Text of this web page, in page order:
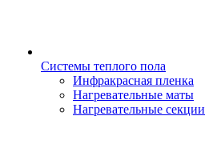
Системы теплого пола
Инфракрасная пленка
Нагревательные маты
Нагревательные секции